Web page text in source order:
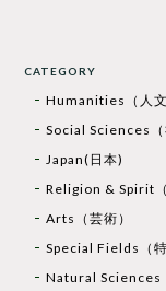
CATEGORY
Humanities（人文
Social Sciences（
Japan(日本)
Religion & Spirit（
Arts（芸術）
Special Fields（特
Natural Sciences